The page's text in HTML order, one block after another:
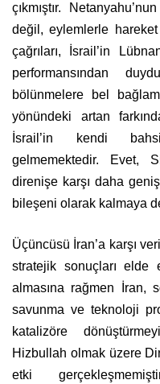
çıkmıştır.
değil, eylemlerle
çağrıları, İsrail’in
performansından
bölünmelere bel
yönündeki artan
İsrail’in kendi
gelmemektedir. Evet,
direnişe karşı daha
bileşeni olarak kalmaya
Üçüncüsü İran’a karşı
stratejik sonuçları elde
almasına rağmen İran,
savunma ve teknoloji
katalizöre
Hizbullah olmak üzere
etki